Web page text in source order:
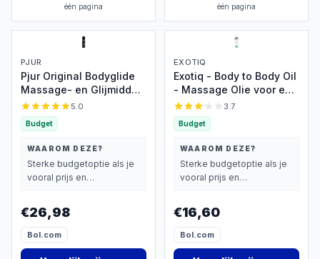
één pagina
één pagina
PJUR
Pjur Original Bodyglide
Massage- en Glijmiddel
- Massage olie -
Massageolie - Erotische
Massage olie 2 in 1 - 250
ml
5.0
Budget
WAAROM DEZE?
Sterke budgetoptie als je
vooral prijs en
€26,98
Bol.com
EXOTIQ
Exotiq - Body to Body Oil
- Massage Olie voor een
Ontspannende Massage
- Langdurige Werking en
Extra Zacht - 500 ml
3.7
Budget
WAAROM DEZE?
Sterke budgetoptie als je
vooral prijs en
€16,60
Bol.com